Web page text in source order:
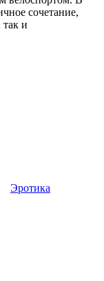
сочетание,
так и
Эротика